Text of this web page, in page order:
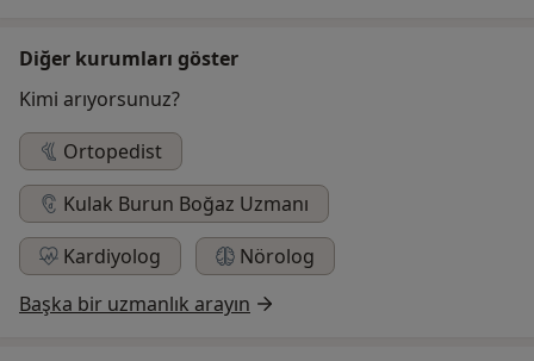
Diğer kurumları göster
Kimi arıyorsunuz?
Ortopedist
Kulak Burun Boğaz Uzmanı
Kardiyolog
Nörolog
Başka bir uzmanlık arayın